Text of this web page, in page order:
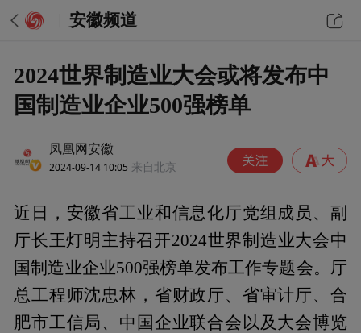
安徽频道
2024世界制造业大会或将发布中
国制造业企业500强榜单
凤凰网安徽
2024-09-14 10:05 来自北京
近日，安徽省工业和信息化厅党组成员、副
厅长王灯明主持召开2024世界制造业大会中
国制造业企业500强榜单发布工作专题会。厅
总工程师沈忠林，省财政厅、省审计厅、合
肥市工信局、中国企业联合会以及大会博览